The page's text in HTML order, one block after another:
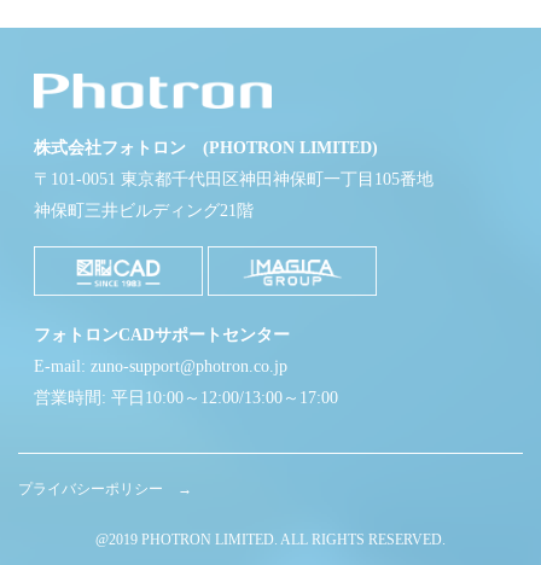
株式会社フォトロン (PHOTRON LIMITED)
〒101-0051 東京都千代田区神田神保町一丁目105番地
神保町三井ビルディング21階
フォトロンCADサポートセンター
E-mail: zuno-support@photron.co.jp
営業時間: 平日10:00～12:00/13:00～17:00
プライバシーポリシー →
@2019 PHOTRON LIMITED. ALL RIGHTS RESERVED.